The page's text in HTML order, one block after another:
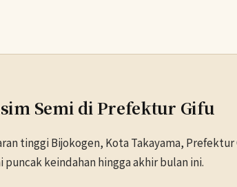
Semi di Prefektur Gifu
tinggi Bijokogen, Kota Takayama, Prefektur
keindahan hingga akhir bulan ini.